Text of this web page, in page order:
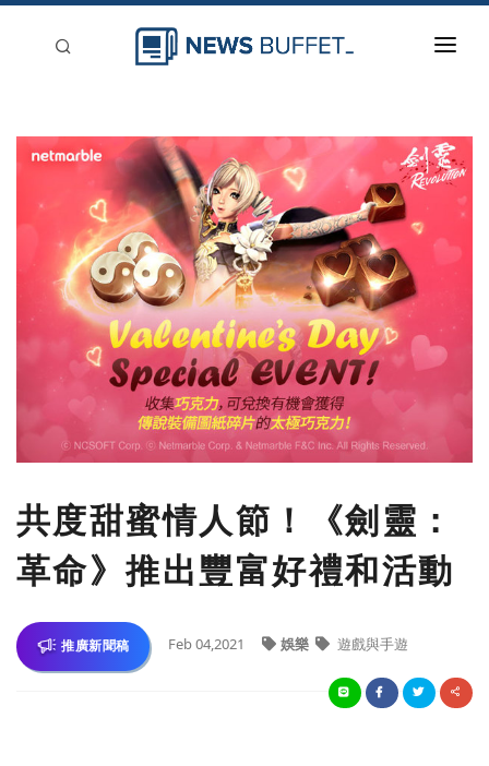
新聞稿分類
刊登
共度甜蜜情人節！《劍靈：
革命》推出豐富好禮和活動
推廣新聞稿 Feb 04,2021 娛樂 遊戲與手遊